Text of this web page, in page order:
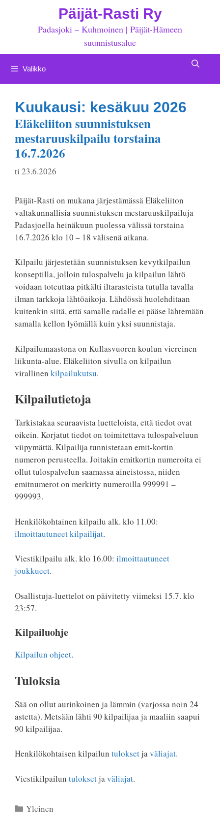
Päijät-Rasti Ry
Padasjoki – Kuhmoinen | Päijät-Hämeen
suunnistusalue
Valikko
Kuukausi: kesäkuu 2026
Eläkeliiton suunnistuksen
mestaruuskilpailu torstaina
16.7.2026
ti 23.6.2026
Päijät-Rasti on mukana järjestämässä Eläkeliiton
valtakunnallisia suunnistuksen mestaruuskilpailuja
Padasjoella heinäkuun puolessa välissä torstaina
16.7.2026 klo 10 – 18 välisenä aikana.
Kilpailu järjestetään suunnistuksen kevytkilpailun
konseptilla, jolloin tulospalvelu ja kilpailun lähtö
voidaan toteuttaa pitkälti iltarasteista tutulla tavalla
ilman tarkkoja lähtöaikoja. Lähdössä huolehditaan
kuitenkin siitä, että samalle radalle ei pääse lähtemään
samalla kellon lyömällä kuin yksi suunnistaja.
Kilpailumaastona on Kullasvuoren koulun viereinen
liikunta-alue. Eläkeliiton sivulla on kilpailun
virallinen kilpailukutsu.
Kilpailutietoja
Tarkistakaa seuraavista luetteloista, että tiedot ovat
oikein. Korjatut tiedot on toimitettava tulospalveluun
viipymättä. Kilpailija tunnistetaan emit-kortin
numeron perusteella. Joitakin emitkortin numeroita ei
ollut tulospalvelun saamassa aineistossa, niiden
emitnumerot on merkitty numeroilla 999991 –
999993.
Henkilökohtainen kilpailu alk. klo 11.00:
ilmoittautuneet kilpailijat.
Viestikilpailu alk. klo 16.00: ilmoittautuneet
joukkueet.
Osallistuja-luettelot on päivitetty viimeksi 15.7. klo
23:57.
Kilpailuohje
Kilpailun ohjeet.
Tuloksia
Sää on ollut aurinkoinen ja lämmin (varjossa noin 24
astetta). Metsään lähti 90 kilpailijaa ja maaliin saapui
90 kilpailijaa.
Henkilökohtaisen kilpailun tulokset javäliajat.
Viestikilpailun tulokset ja väliajat.
Kategoriat
Yleinen